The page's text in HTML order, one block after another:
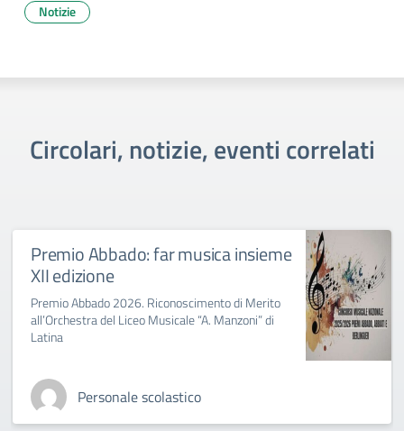
Notizie
Circolari, notizie, eventi correlati
Premio Abbado: far musica insieme
XII edizione
Premio Abbado 2026. Riconoscimento di Merito
all’Orchestra del Liceo Musicale “A. Manzoni” di
Latina
Personale scolastico